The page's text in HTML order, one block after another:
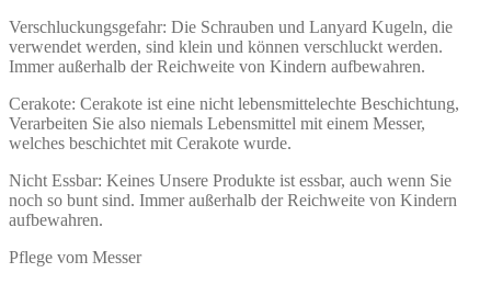
Verschluckungsgefahr: Die Schrauben und Lanyard Kugeln, die
verwendet werden, sind klein und können verschluckt werden.
Immer außerhalb der Reichweite von Kindern aufbewahren.
Cerakote: Cerakote ist eine nicht lebensmittelechte Beschichtung,
Verarbeiten Sie also niemals Lebensmittel mit einem Messer,
welches beschichtet mit Cerakote wurde.
Nicht Essbar: Keines Unsere Produkte ist essbar, auch wenn Sie
noch so bunt sind. Immer außerhalb der Reichweite von Kindern
aufbewahren.
Pflege vom Messer